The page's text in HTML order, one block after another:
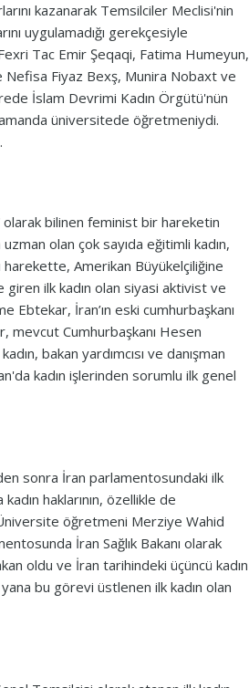
kazanarak Temsilciler Meclisi'nin
uygulamadığı gerekçesiyle
Tac Emir Şeqaqi, Fatima Humeyun,
Nefisa Fiyaz Bexş, Munira Nobaxt ve
İslam Devrimi Kadın Örgütü'nün
üniversitede öğretmeniydi.
olarak bilinen feminist bir hareketin
olan çok sayıda eğitimli kadın,
harekette, Amerikan Büyükelçiliğine
giren ilk kadın olan siyasi aktivist ve
Ebtekar, İran’ın eski cumhurbaşkanı
mevcut Cumhurbaşkanı Hesen
bakan yardımcısı ve danışman
kadın işlerinden sorumlu ilk genel
sonra İran parlamentosundaki ilk
haklarının, özellikle de
Üniversite öğretmeni Merziye Wahid
İran Sağlık Bakanı olarak
oldu ve İran tarihindeki üçüncü kadın
bu görevi üstlenen ilk kadın olan